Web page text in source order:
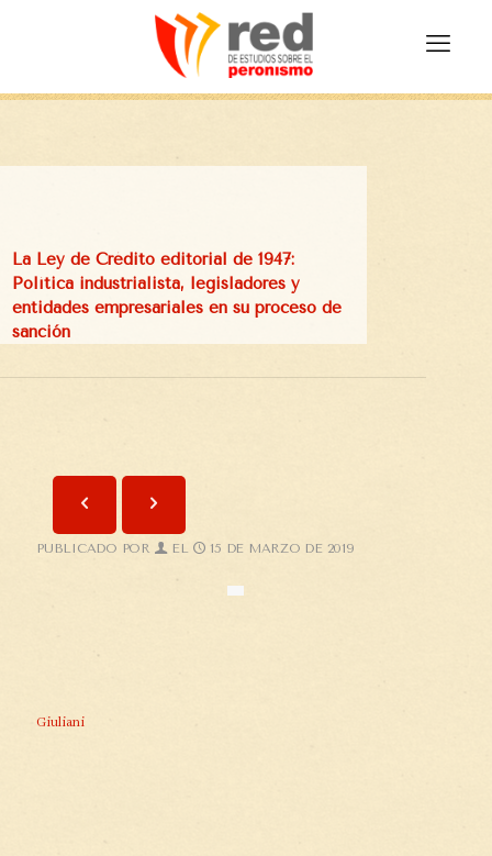
La Ley de Crédito editorial de 1947:
Política industrialista, legisladores y
entidades empresariales en su proceso de
sanción
PUBLICADO POR EL 15 DE MARZO DE 2019
Giuliani